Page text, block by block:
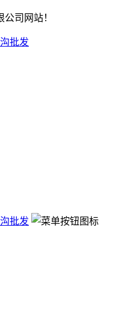
司网站！